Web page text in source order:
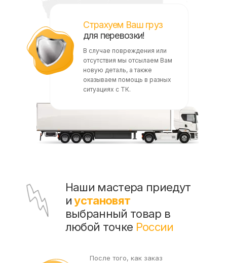
Страхуем Ваш груз
для перевозки!
В случае повреждения или
отсутствия мы отсылаем Вам
новую деталь, а также
оказываем помощь в разных
ситуациях с ТК.
Наши мастера приедут
иустановят
выбранный товар в
любой точке России
После того, как заказ